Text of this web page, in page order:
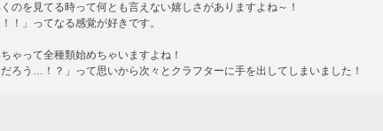
のを見てる時って何とも言えない嬉しさがありますよね～！
！」ってなる感覚が好きです。
ゃって全種類始めちゃいますよね！
だろう…！？」って思いから次々とクラフターに手を出してしまいました！